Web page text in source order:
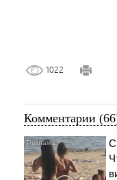
1022
Комментарии